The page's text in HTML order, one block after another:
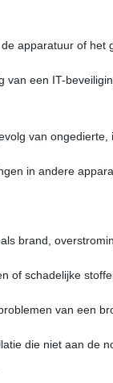
apparatuur of het
van een IT-
van ongedierte,
in andere
brand,
of schadelijke
van een
die niet aan de